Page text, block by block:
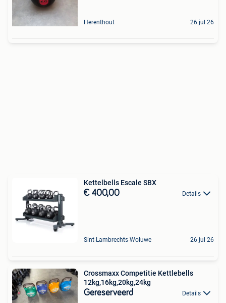
Herenthout 26 jul 26
Kettelbells Escale SBX
€ 400,00 Details
Sint-Lambrechts-Woluwe 26 jul 26
Crossmaxx Competitie Kettlebells
12kg,16kg,20kg,24kg
Gereserveerd Details